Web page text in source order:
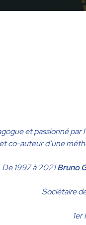
et passionné par
co-auteur d’une
De 1997 à 2021Bruno
Sociétaire